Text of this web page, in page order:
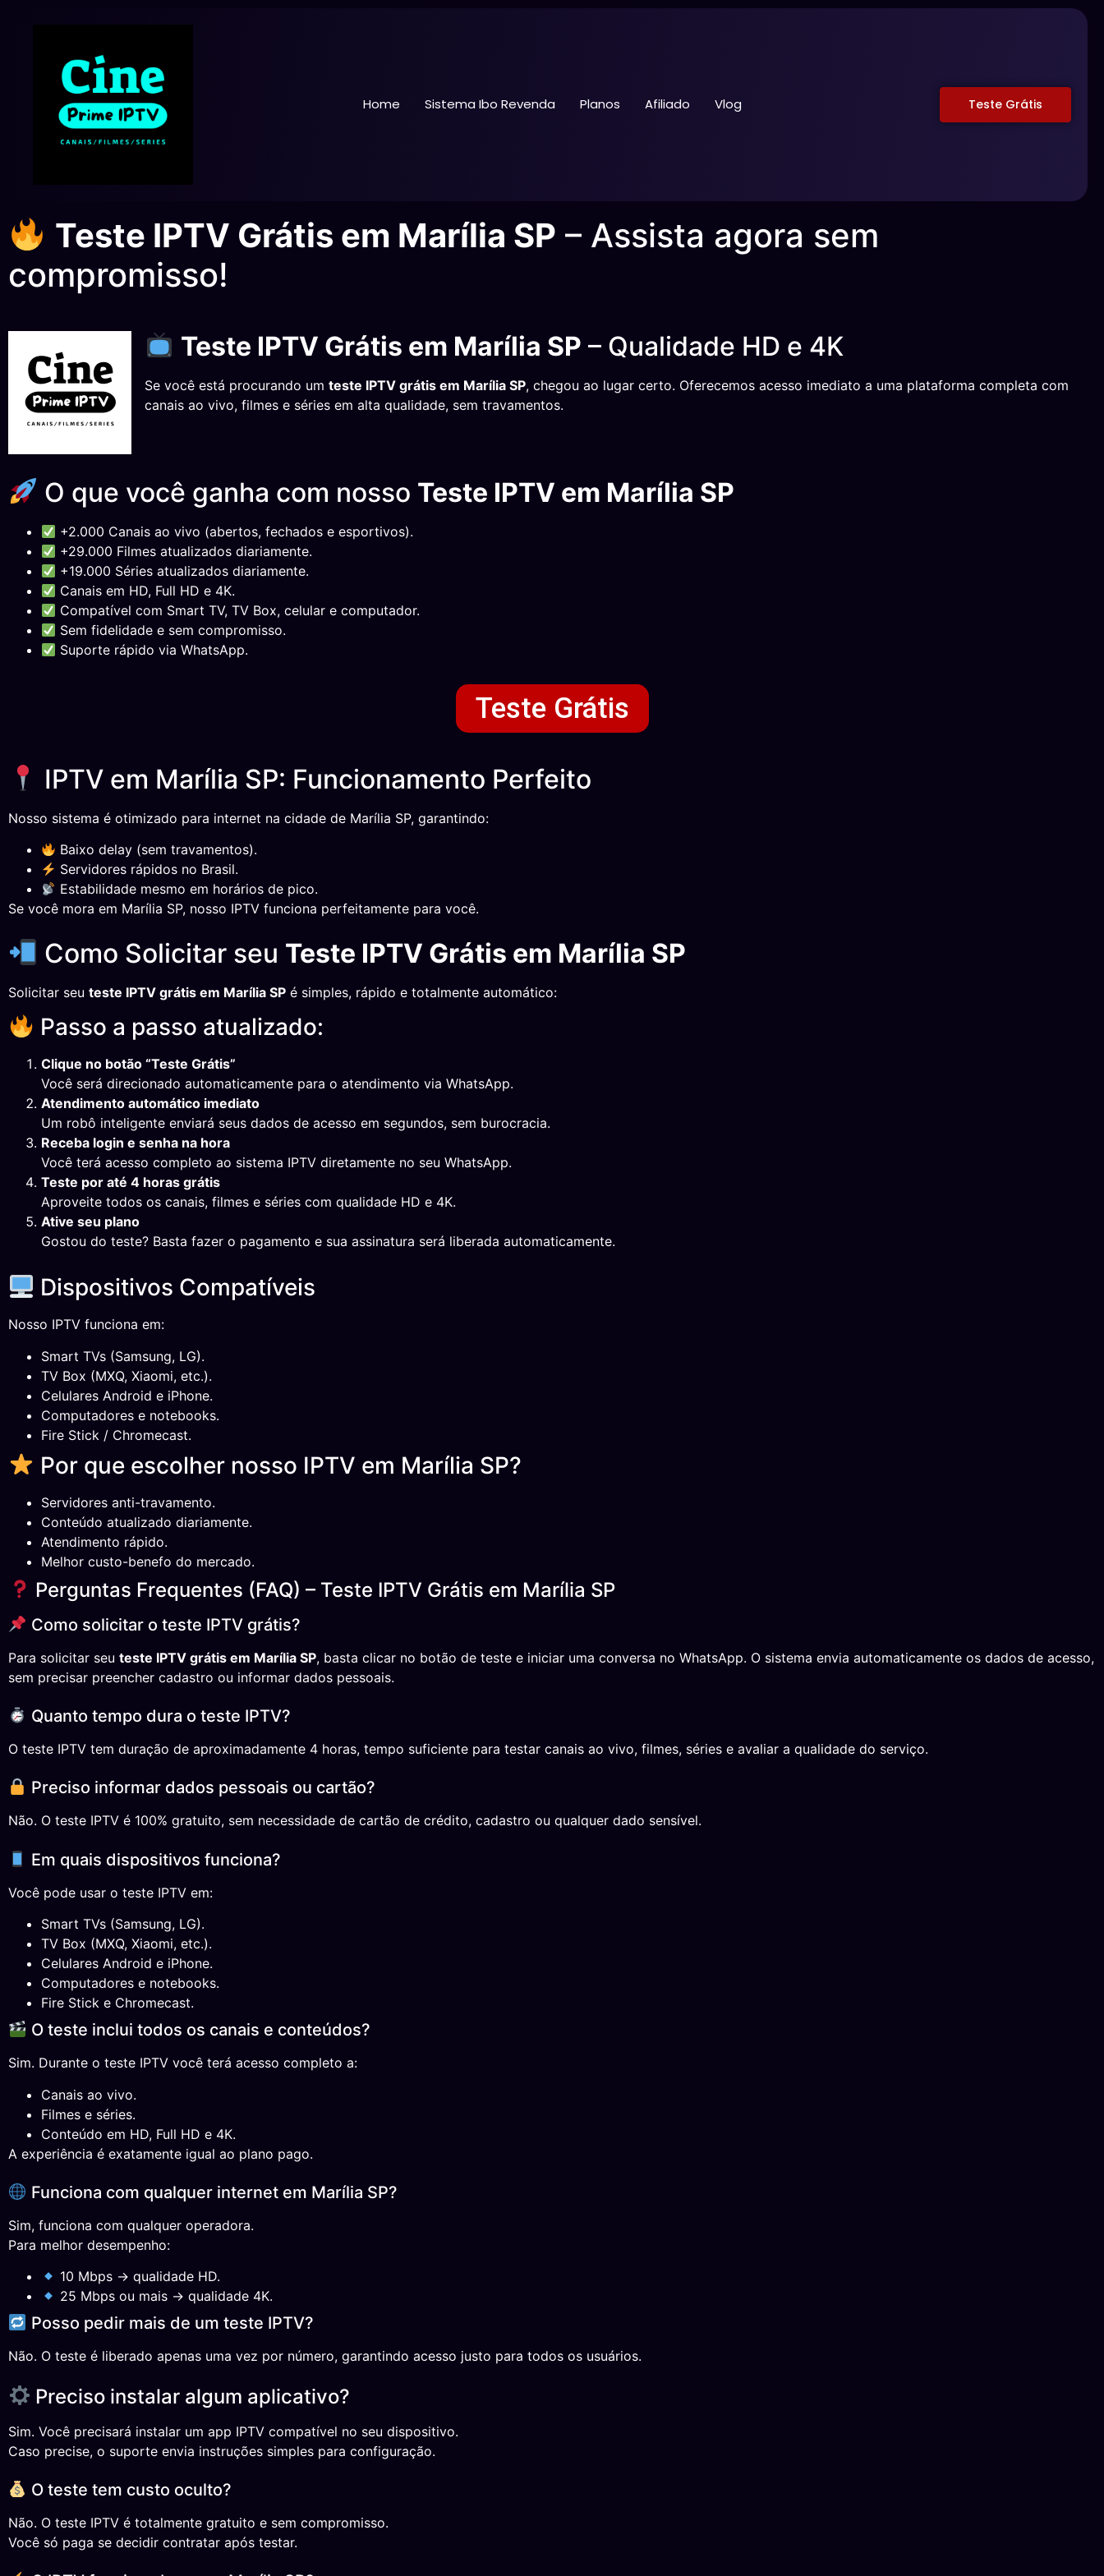
Home Sistema Ibo Revenda Planos Afiliado Vlog Teste Grátis
Teste IPTV Grátis em Marília SP – Assista agora sem
compromisso!
Teste IPTV Grátis em Marília SP – Qualidade HD e 4K
Se você está procurando um teste IPTV grátis em Marília SP, chegou ao lugar certo. Oferecemos acesso imediato a uma plataforma completa com
canais ao vivo, filmes e séries em alta qualidade, sem travamentos.
O que você ganha com nosso Teste IPTV em Marília SP
+2.000 Canais ao vivo (abertos, fechados e esportivos).
+29.000 Filmes atualizados diariamente.
+19.000 Séries atualizados diariamente.
Canais em HD, Full HD e 4K.
Compatível com Smart TV, TV Box, celular e computador.
Sem fidelidade e sem compromisso.
Suporte rápido via WhatsApp.
Teste Grátis
IPTV em Marília SP: Funcionamento Perfeito
Nosso sistema é otimizado para internet na cidade de Marília SP, garantindo:
Baixo delay (sem travamentos).
Servidores rápidos no Brasil.
Estabilidade mesmo em horários de pico.
Se você mora em Marília SP, nosso IPTV funciona perfeitamente para você.
Como Solicitar seu Teste IPTV Grátis em Marília SP
Solicitar seu teste IPTV grátis em Marília SP é simples, rápido e totalmente automático:
Passo a passo atualizado:
Clique no botão “Teste Grátis”
Você será direcionado automaticamente para o atendimento via WhatsApp.
Atendimento automático imediato
Um robô inteligente enviará seus dados de acesso em segundos, sem burocracia.
Receba login e senha na hora
Você terá acesso completo ao sistema IPTV diretamente no seu WhatsApp.
Teste por até 4 horas grátis
Aproveite todos os canais, filmes e séries com qualidade HD e 4K.
Ative seu plano
Gostou do teste? Basta fazer o pagamento e sua assinatura será liberada automaticamente.
Dispositivos Compatíveis
Nosso IPTV funciona em:
Smart TVs (Samsung, LG).
TV Box (MXQ, Xiaomi, etc.).
Celulares Android e iPhone.
Computadores e notebooks.
Fire Stick / Chromecast.
Por que escolher nosso IPTV em Marília SP?
Servidores anti-travamento.
Conteúdo atualizado diariamente.
Atendimento rápido.
Melhor custo-benefo do mercado.
Perguntas Frequentes (FAQ) – Teste IPTV Grátis em Marília SP
Como solicitar o teste IPTV grátis?
Para solicitar seu teste IPTV grátis em Marília SP, basta clicar no botão de teste e iniciar uma conversa no WhatsApp. O sistema envia automaticamente os dados de acesso,
sem precisar preencher cadastro ou informar dados pessoais.
Quanto tempo dura o teste IPTV?
O teste IPTV tem duração de aproximadamente 4 horas, tempo suficiente para testar canais ao vivo, filmes, séries e avaliar a qualidade do serviço.
Preciso informar dados pessoais ou cartão?
Não. O teste IPTV é 100% gratuito, sem necessidade de cartão de crédito, cadastro ou qualquer dado sensível.
Em quais dispositivos funciona?
Você pode usar o teste IPTV em:
Smart TVs (Samsung, LG).
TV Box (MXQ, Xiaomi, etc.).
Celulares Android e iPhone.
Computadores e notebooks.
Fire Stick e Chromecast.
O teste inclui todos os canais e conteúdos?
Sim. Durante o teste IPTV você terá acesso completo a:
Canais ao vivo.
Filmes e séries.
Conteúdo em HD, Full HD e 4K.
A experiência é exatamente igual ao plano pago.
Funciona com qualquer internet em Marília SP?
Sim, funciona com qualquer operadora.
Para melhor desempenho:
10 Mbps → qualidade HD.
25 Mbps ou mais → qualidade 4K.
Posso pedir mais de um teste IPTV?
Não. O teste é liberado apenas uma vez por número, garantindo acesso justo para todos os usuários.
Preciso instalar algum aplicativo?
Sim. Você precisará instalar um app IPTV compatível no seu dispositivo.
Caso precise, o suporte envia instruções simples para configuração.
O teste tem custo oculto?
Não. O teste IPTV é totalmente gratuito e sem compromisso.
Você só paga se decidir contratar após testar.